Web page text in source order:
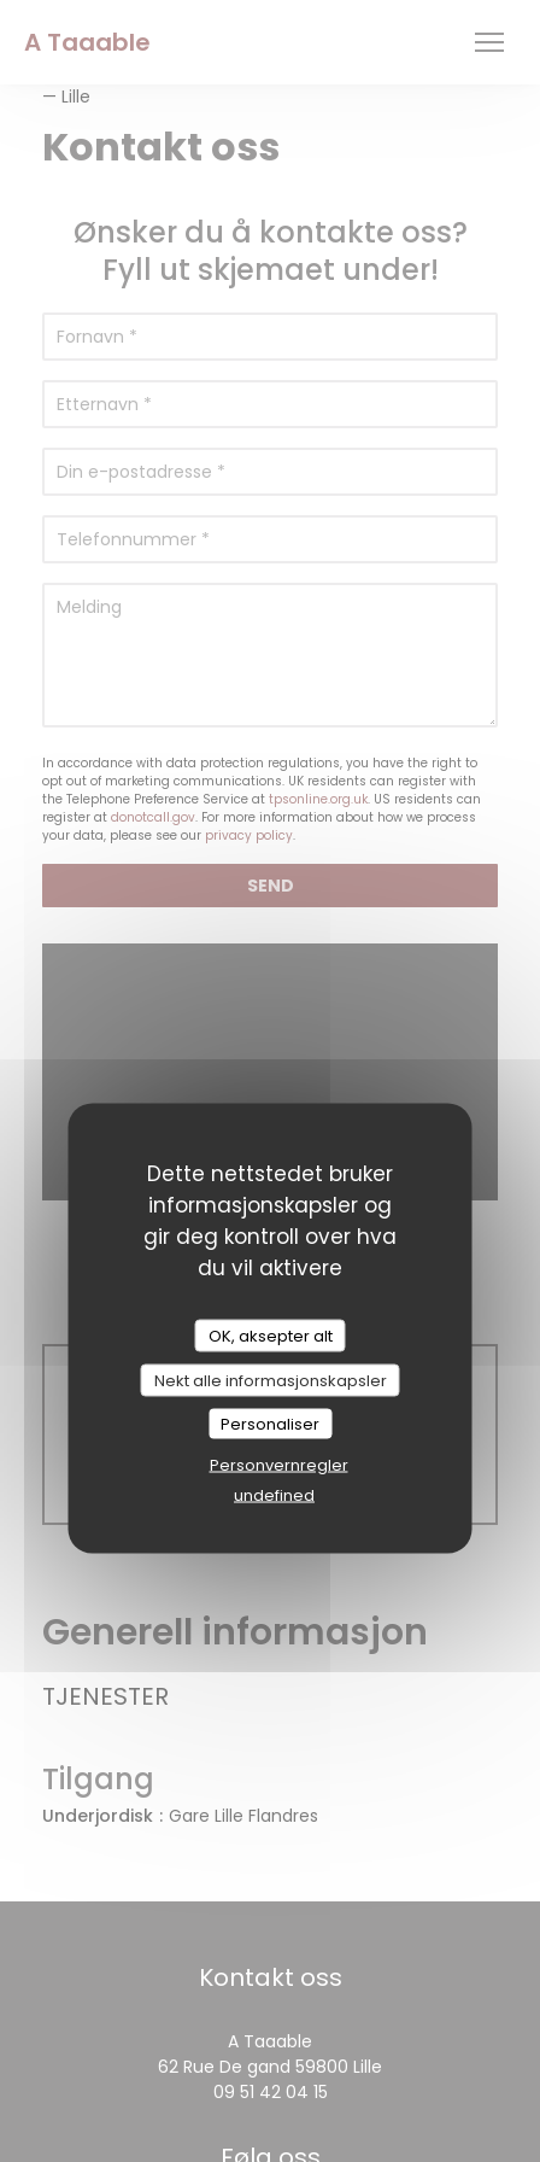
Dette nettstedet bruker
informasjonskapsler og
gir deg kontroll over hva
du vil aktivere
OK, aksepter alt
Nekt alle informasjonskapsler
Personaliser
Personvernregler
undefined
A Taaable
— Lille
Kontakt oss
Ønsker du å kontakte oss?
Fyll ut skjemaet under!
In accordance with data protection regulations, you have the right to
opt out of marketing communications. UK residents can register with
the Telephone Preference Service at tpsonline.org.uk. US residents can
register at donotcall.gov. For more information about how we process
your data, please see our privacy policy.
Waze Map er skrudd av. Tillat
Man-Son
Stengt
Generell informasjon
TJENESTER
Tilgang
Underjordisk Gare Lille Flandres
Kontakt oss
A Taaable
62 Rue De gand 59800 Lille
09 51 42 04 15
A Taaable